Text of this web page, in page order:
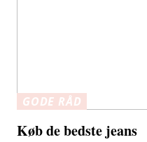
GODE RÅD
Køb de bedste jeans